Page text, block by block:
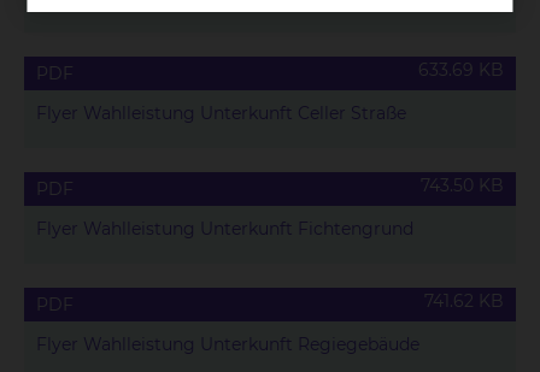
PDF
Flyer Wahlleistung Unterkunft Celler Straße
633.69 KB
PDF
Flyer Wahlleistung Unterkunft Fichtengrund
743.50 KB
PDF
Flyer Wahlleistung Unterkunft Regiegebäude
741.62 KB